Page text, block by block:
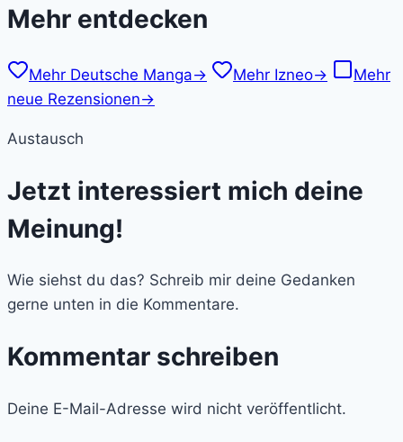
Mehr entdecken
Mehr Deutsche Manga→ Mehr Izneo→
Mehr
neue Rezensionen→
Austausch
Jetzt interessiert mich deine
Meinung!
Wie siehst du das? Schreib mir deine Gedanken
gerne unten in die Kommentare.
Kommentar schreiben
Deine E-Mail-Adresse wird nicht veröffentlicht.